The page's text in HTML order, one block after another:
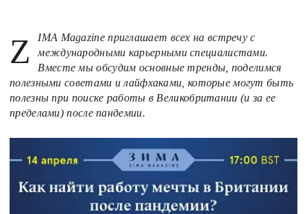
ZIMA Magazine приглашает всех на встречу с
международными карьерными специалистами.
Вместе мы обсудим основные тренды, поделимся
полезными советами и лайфхаками, которые могут быть
полезны при поиске работы в Великобритании (и за ее
пределами) после пандемии.